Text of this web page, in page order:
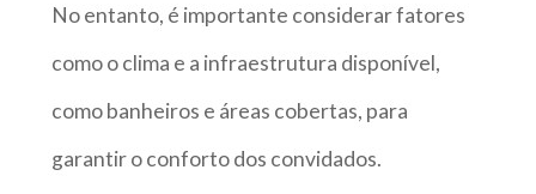
No entanto, é importante considerar fatores
como o clima e a infraestrutura disponível,
como banheiros e áreas cobertas, para
garantir o conforto dos convidados.